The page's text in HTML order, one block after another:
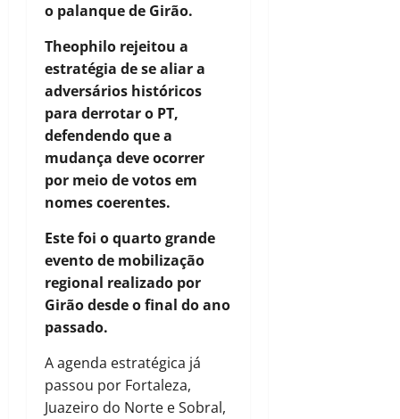
o palanque de Girão.
Theophilo rejeitou a
estratégia de se aliar a
adversários históricos
para derrotar o PT,
defendendo que a
mudança deve ocorrer
por meio de votos em
nomes coerentes.
Este foi o quarto grande
evento de mobilização
regional realizado por
Girão desde o final do ano
passado.
A agenda estratégica já
passou por Fortaleza,
Juazeiro do Norte e Sobral,